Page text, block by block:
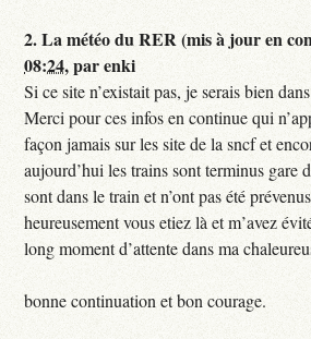
2.La météo du RER (mis à jour en
08:24,parenki
Si ce site n’existait pas, je serais bien
Merci pour ces infos en continue qui
façon jamais sur les site de la sncf et
aujourd’hui les trains sont terminus gare
sont dans le train et n’ont pas été
heureusement vous etiez là et m’avez
long moment d’attente dans ma
bonne continuation et bon courage.